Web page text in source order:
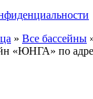
» Все бассейны
«ЮНГА» по